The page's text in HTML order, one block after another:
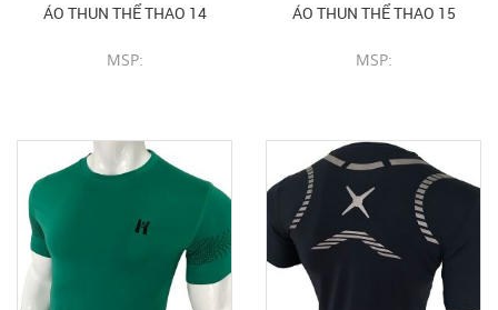
ÁO THUN THỂ THAO 14
MSP:
ÁO THUN THỂ THAO 15
MSP: